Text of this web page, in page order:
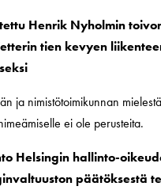
Henrik Nyholmin
tien kevyen
ja nimistötoimikunnan mielestä
ei ole perusteita.
Helsingin hallinto-
päätöksestä